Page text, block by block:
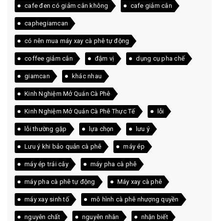
cafe đen có giảm cân không cafe giảm cân
caphegiamcan
có nên mua máy xay cà phê tự động
coffee giảm cân đậm vị dụng cụ pha chế
giamcan khác nhau
Kinh Nghiệm Mở Quán Cà Phê
Kinh Nghiệm Mở Quán Cà Phê Thực Tế lỗi
lỗi thường gặp lựa chọn lưu ý
Lưu ý khi bảo quản cà phê máy ép
máy ép trái cây máy pha cà phê
máy pha cà phê tự động Máy xay cà phê
máy xay sinh tố mô hình cà phê nhượng quyền
nguyên chất nguyên nhân nhận biết